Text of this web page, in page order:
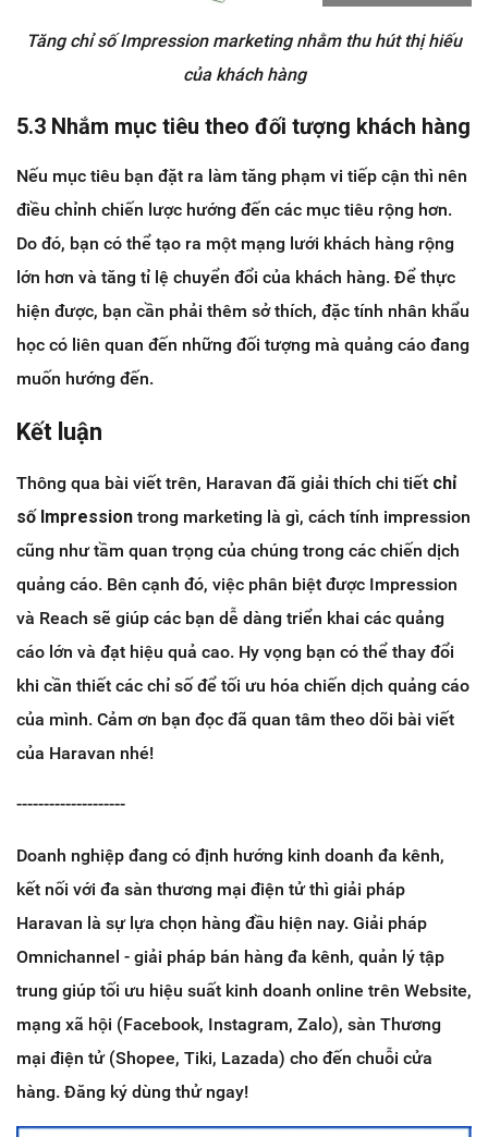
Tăng chỉ số Impression marketing nhằm thu hút thị hiếu
của khách hàng
5.3 Nhắm mục tiêu theo đối tượng khách hàng
Nếu mục tiêu bạn đặt ra làm tăng phạm vi tiếp cận thì nên
điều chỉnh chiến lược hướng đến các mục tiêu rộng hơn.
Do đó, bạn có thể tạo ra một mạng lưới khách hàng rộng
lớn hơn và tăng tỉ lệ chuyển đổi của khách hàng. Để thực
hiện được, bạn cần phải thêm sở thích, đặc tính nhân khẩu
học có liên quan đến những đối tượng mà quảng cáo đang
muốn hướng đến.
Kết luận
Thông qua bài viết trên, Haravan đã giải thích chi tiết chỉ
số Impression trong marketing là gì, cách tính impression
cũng như tầm quan trọng của chúng trong các chiến dịch
quảng cáo. Bên cạnh đó, việc phân biệt được Impression
và Reach sẽ giúp các bạn dễ dàng triển khai các quảng
cáo lớn và đạt hiệu quả cao. Hy vọng bạn có thể thay đổi
khi cần thiết các chỉ số để tối ưu hóa chiến dịch quảng cáo
của mình. Cảm ơn bạn đọc đã quan tâm theo dõi bài viết
của Haravan nhé!
--------------------
Doanh nghiệp đang có định hướng kinh doanh đa kênh,
kết nối với đa sàn thương mại điện tử thì giải pháp
Haravan là sự lựa chọn hàng đầu hiện nay. Giải pháp
Omnichannel - giải pháp bán hàng đa kênh, quản lý tập
trung giúp tối ưu hiệu suất kinh doanh online trên Website,
mạng xã hội (Facebook, Instagram, Zalo), sàn Thương
mại điện tử (Shopee, Tiki, Lazada) cho đến chuỗi cửa
hàng. Đăng ký dùng thử ngay!